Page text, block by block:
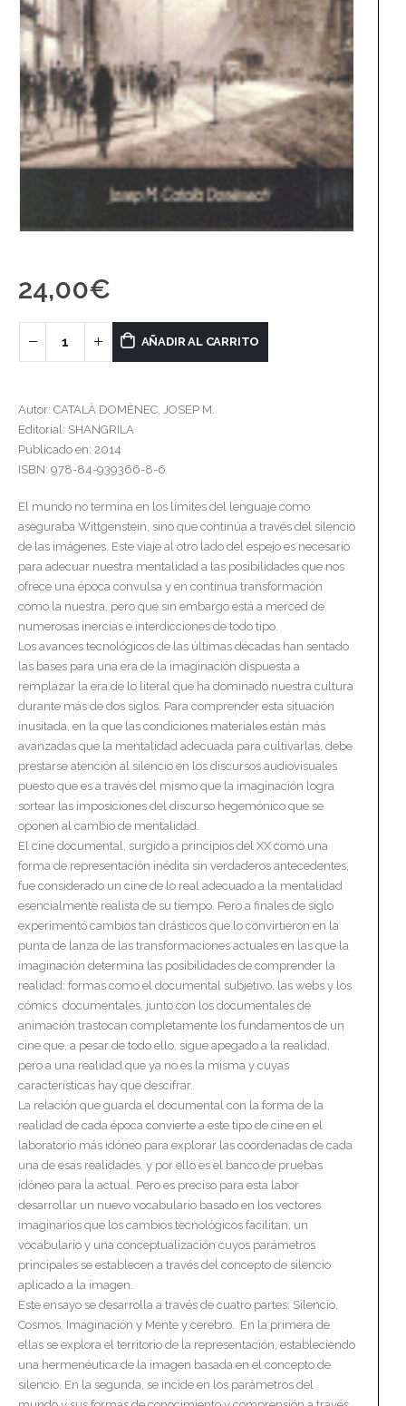
24,00€
AÑADIR AL CARRITO
Autor: CATALÀ DOMÈNEC, JOSEP M.
Editorial: SHANGRILA
Publicado en: 2014
ISBN: 978-84-939366-8-6
El mundo no termina en los límites del lenguaje como
aseguraba Wittgenstein, sino que continúa a través del silencio
de las imágenes. Este viaje al otro lado del espejo es necesario
para adecuar nuestra mentalidad a las posibilidades que nos
ofrece una época convulsa y en continua transformación
como la nuestra, pero que sin embargo está a merced de
numerosas inercias e interdicciones de todo tipo.
Los avances tecnológicos de las últimas décadas han sentado
las bases para una era de la imaginación dispuesta a
remplazar la era de lo literal que ha dominado nuestra cultura
durante más de dos siglos. Para comprender esta situación
inusitada, en la que las condiciones materiales están más
avanzadas que la mentalidad adecuada para cultivarlas, debe
prestarse atención al silencio en los discursos audiovisuales
puesto que es a través del mismo que la imaginación logra
sortear las imposiciones del discurso hegemónico que se
oponen al cambio de mentalidad.
El cine documental, surgido a principios del XX como una
forma de representación inédita sin verdaderos antecedentes,
fue considerado un cine de lo real adecuado a la mentalidad
esencialmente realista de su tiempo. Pero a finales de siglo
experimentó cambios tan drásticos que lo convirtieron en la
punta de lanza de las transformaciones actuales en las que la
imaginación determina las posibilidades de comprender la
realidad: formas como el documental subjetivo, las webs y los
cómics documentales, junto con los documentales de
animación trastocan completamente los fundamentos de un
cine que, a pesar de todo ello, sigue apegado a la realidad,
pero a una realidad que ya no es la misma y cuyas
características hay que descifrar.
La relación que guarda el documental con la forma de la
realidad de cada época convierte a este tipo de cine en el
laboratorio más idóneo para explorar las coordenadas de cada
una de esas realidades, y por ello es el banco de pruebas
idóneo para la actual. Pero es preciso para esta labor
desarrollar un nuevo vocabulario basado en los vectores
imaginarios que los cambios tecnológicos facilitan, un
vocabulario y una conceptualización cuyos parámetros
principales se establecen a través del concepto de silencio
aplicado a la imagen.
Este ensayo se desarrolla a través de cuatro partes: Silencio,
Cosmos, Imaginación y Mente y cerebro. En la primera de
ellas se explora el territorio de la representación, estableciendo
una hermenéutica de la imagen basada en el concepto de
silencio. En la segunda, se incide en los parámetros del